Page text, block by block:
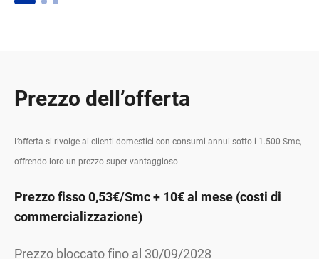
Prezzo dell’offerta
L’offerta si rivolge ai clienti domestici con consumi annui sotto i 1.500 Smc,
offrendo loro un prezzo super vantaggioso.
Prezzo fisso 0,53€/Smc + 10€ al mese (costi di
commercializzazione)
Prezzo bloccato fino al 30/09/2028